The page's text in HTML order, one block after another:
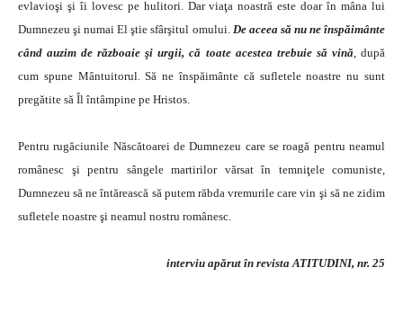
evlavioşi şi îi lovesc pe hulitori. Dar viaţa noastră este doar în mâna lui
Dumnezeu şi numai El ştie sfârşitul omului. De aceea să nu ne înspăimânte
când auzim de războaie şi urgii, că toate acestea trebuie să vină, după
cum spune Mântuitorul. Să ne înspăimânte că sufletele noastre nu sunt
pregătite să Îl întâmpine pe Hristos.
Pentru rugăciunile Născătoarei de Dumnezeu care se roagă pentru neamul
românesc şi pentru sângele martirilor vărsat în temniţele comuniste,
Dumnezeu să ne întărească să putem răbda vremurile care vin şi să ne zidim
sufletele noastre şi neamul nostru românesc.
interviu apărut în revista ATITUDINI, nr. 25